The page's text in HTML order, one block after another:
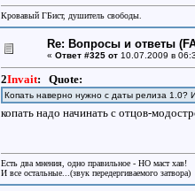
Кровавый ГБист, душитель свободы.
Re: Вопросы и ответы
« Ответ #325 от10.07.2009 в
2Invait: Quote:
Копать наверно нужно с даты релиза 1.0?
копать надо начинать с отцов-
Есть два мнения, одно правильное - НО маст хав!
И все остальные...(звук передергиваемого затвора)